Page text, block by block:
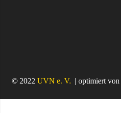
© 2022 UVN e. V. | optimiert von